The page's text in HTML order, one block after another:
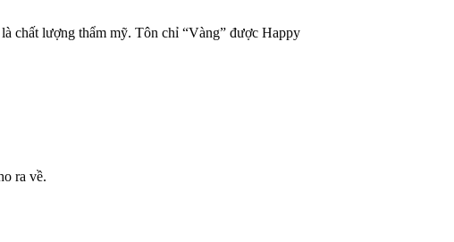
chất lượng thẩm mỹ. Tôn chỉ “Vàng” được Happy
ra về.